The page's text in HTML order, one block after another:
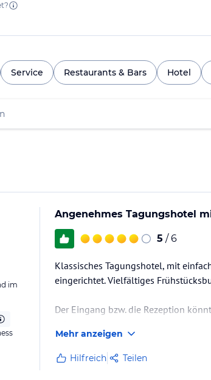
Service Restaurants & Bars Hotel
im
Angenehmes Tagungshotel
5 / 6
Klassisches Tagungshotel, mit
eingerichtet. Vielfältiges
Der Eingang bzw. die Rezeption
Ich übernachte, falls ich wieder
Mehr anzeigen
Hilfreich Teilen